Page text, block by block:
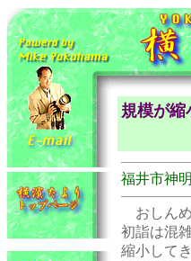
規模が縮
福井市神
おしんめ
初詣は混
縮小して